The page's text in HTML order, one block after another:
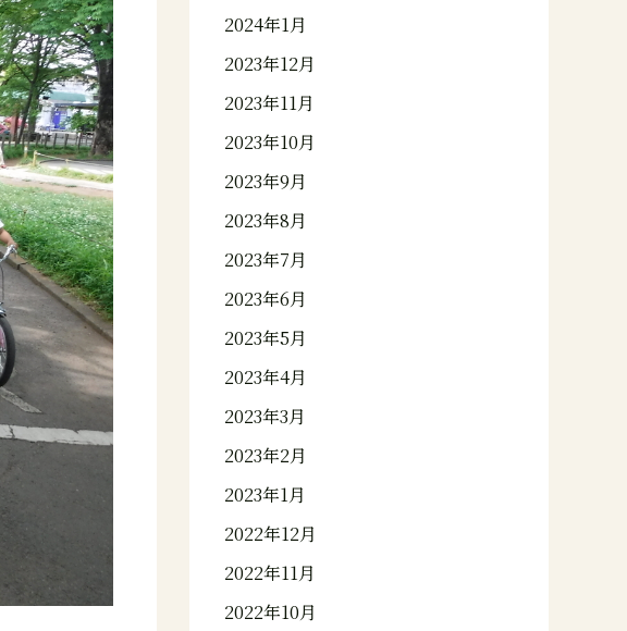
2024年1月
2023年12月
2023年11月
2023年10月
2023年9月
2023年8月
2023年7月
2023年6月
2023年5月
2023年4月
2023年3月
2023年2月
2023年1月
2022年12月
2022年11月
2022年10月